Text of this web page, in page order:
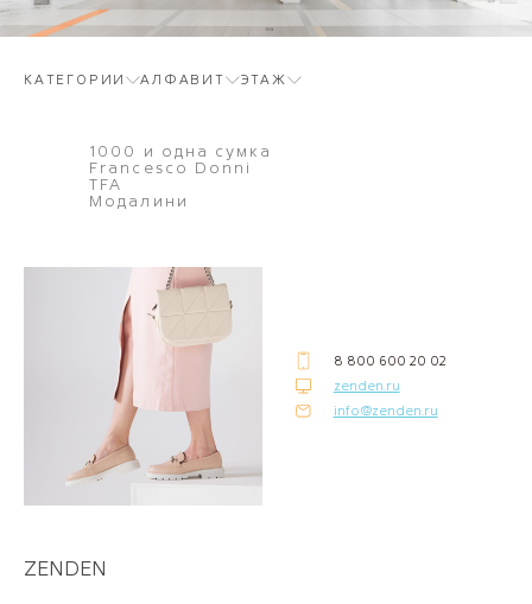
КАТЕГОРИИ АЛФАВИТ ЭТАЖ
1000 и одна сумка
Francesco Donni
TFA
Модалини
ZENDEN
8 800 600 20 02
zenden.ru
info@zenden.ru